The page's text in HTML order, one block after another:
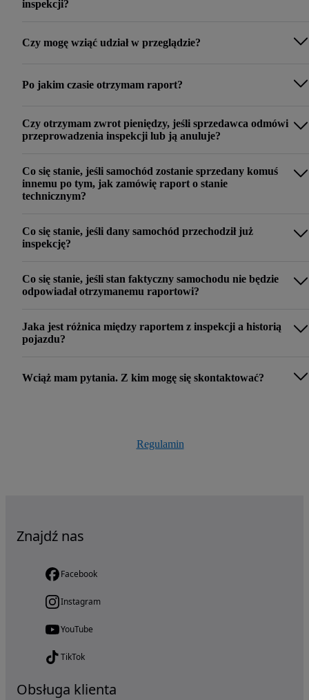
inspekcji?
Czy mogę wziąć udział w przeglądzie?
Po jakim czasie otrzymam raport?
Czy otrzymam zwrot pieniędzy, jeśli sprzedawca odmówi
przeprowadzenia inspekcji lub ją anuluje?
Co się stanie, jeśli samochód zostanie sprzedany komuś
innemu po tym, jak zamówię raport o stanie
technicznym?
Co się stanie, jeśli dany samochód przechodził już
inspekcję?
Co się stanie, jeśli stan faktyczny samochodu nie będzie
odpowiadał otrzymanemu raportowi?
Jaka jest różnica między raportem z inspekcji a historią
pojazdu?
Wciąż mam pytania. Z kim mogę się skontaktować?
Regulamin
Znajdź nas
Facebook
Instagram
YouTube
TikTok
Obsługa klienta